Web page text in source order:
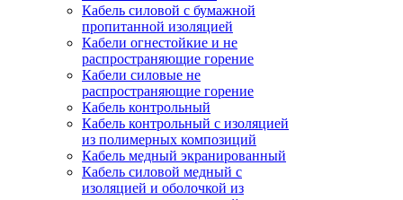
Кабель силовой с бумажной
пропитанной изоляцией
Кабели огнестойкие и не
распространяющие горение
Кабели силовые не
распространяющие горение
Кабель контрольный
Кабель контрольный с изоляцией
из полимерных композиций
Кабель медный экранированный
Кабель силовой медный с
изоляцией и оболочкой из